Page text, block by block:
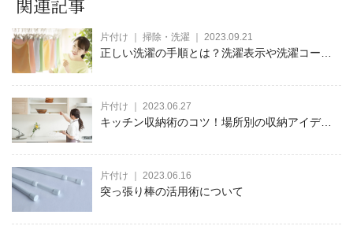
関連記事
片付け ｜ 掃除・洗濯 ｜ 2023.09.21
正しい洗濯の手順とは？洗濯表示や洗濯コース
片付け ｜ 2023.06.27
キッチン収納術のコツ！場所別の収納アイデ
片付け ｜ 2023.06.16
突っ張り棒の活用術について